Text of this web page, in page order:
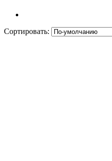
Сортировать: